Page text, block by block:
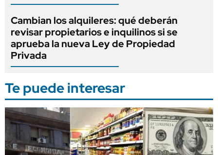
Cambian los alquileres: qué deberán
revisar propietarios e inquilinos si se
aprueba la nueva Ley de Propiedad
Privada
Te puede interesar